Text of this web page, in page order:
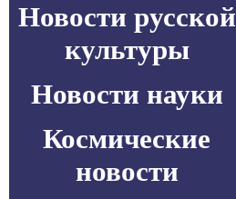
Новости русской
культуры
Новости науки
Космические
новости